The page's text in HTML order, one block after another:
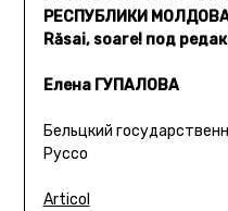
РЕСПУБЛИКИ
Răsai, soare! под
Елена ГУПАЛОВА
Бельцкий
Руссо
Articol